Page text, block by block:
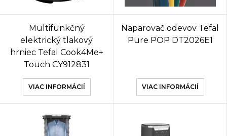
Multifunkčný
elektrický tlakový
hrniec Tefal Cook4Me+
Touch CY912831
VIAC INFORMÁCIÍ
Naparovač odevov Tefal
Pure POP DT2026E1
VIAC INFORMÁCIÍ